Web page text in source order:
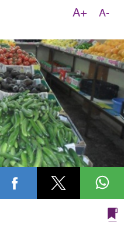
A-
A+